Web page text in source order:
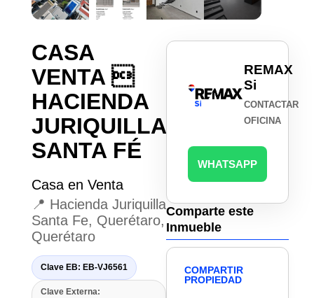
CASA
VENTA 
HACIENDA
JURIQUILLA
SANTA FÉ
Casa en Venta
📍 Hacienda Juriquilla
Santa Fe, Querétaro,
Querétaro
Clave EB: EB-VJ6561
Clave Externa:
REMAX
Si
CONTACTAR
OFICINA
WHATSAPP
Comparte este
Inmueble
COMPARTIR
PROPIEDAD